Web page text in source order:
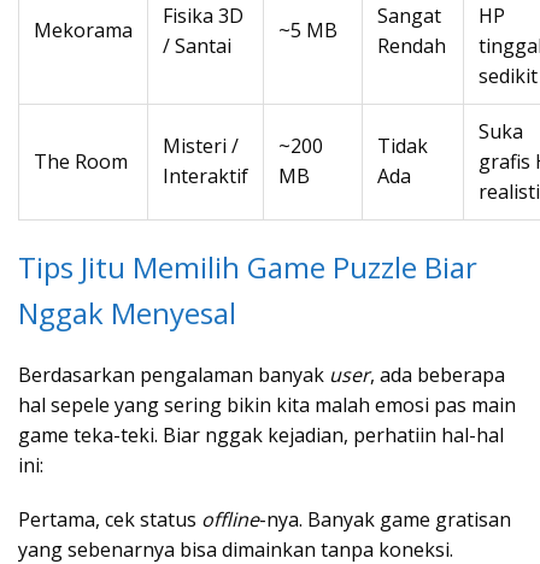
Mekorama
Fisika 3D
/ Santai
~5 MB
Sangat
Rendah
HP
sedikit
The Room
Misteri /
Interaktif
~200
MB
Tidak
Ada
Suka
grafis
Tips Jitu Memilih Game Puzzle Biar
Nggak Menyesal
Berdasarkan pengalaman banyak user, ada beberapa
hal sepele yang sering bikin kita malah emosi pas main
game teka-teki. Biar nggak kejadian, perhatiin hal-hal
ini:
Pertama, cek status offline-nya. Banyak game gratisan
yang sebenarnya bisa dimainkan tanpa koneksi.